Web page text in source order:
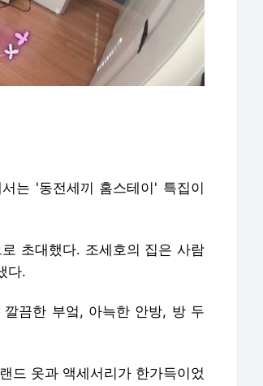
는 '동전세끼 홈스테이' 특집이
초대했다. 조세호의 집은 사람
다.
끔한 부엌, 아늑한 안방, 방 두
드 옷과 액세서리가 한가득이었